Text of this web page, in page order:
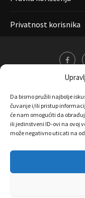
Da bismo pružili najbolje
čuvanje i/ili pristup
će nam omogućiti da
ili jedinstveni ID-ovi na ovoj
može negativno uticati na
Privatnost korisnika
O nama Marketing